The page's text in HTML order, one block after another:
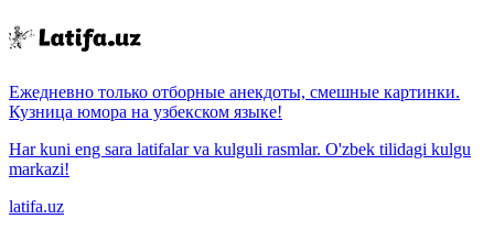
Ежедневно только отборные анекдоты, смешные картинки.
Кузница юмора на узбекском языке!
Har kuni eng sara latifalar va kulguli rasmlar. O'zbek tilidagi kulgu
markazi!
latifa.uz